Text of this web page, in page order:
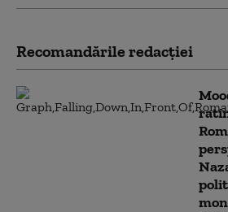
Recomandările redacţiei